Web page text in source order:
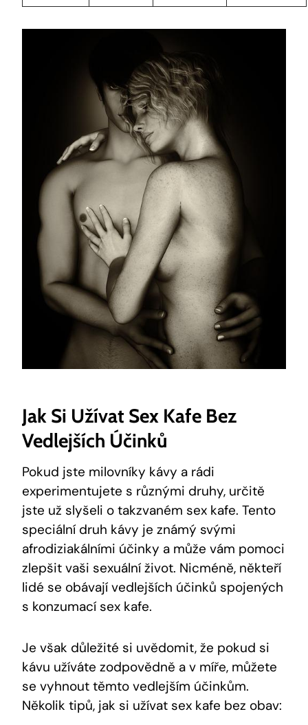
Jak Si Užívat Sex Kafe Bez
Vedlejších Účinků
Pokud jste milovníky kávy a rádi
experimentujete s různými druhy, určitě
jste už slyšeli o takzvaném sex kafe. Tento
speciální druh kávy je známý svými
afrodiziakálními účinky a může vám pomoci
zlepšit vaši sexuální život. Nicméně, někteří
lidé se obávají vedlejších účinků spojených
s konzumací sex kafe.
Je však důležité si uvědomit, že pokud si
kávu užíváte zodpovědně a v míře, můžete
se vyhnout těmto vedlejším účinkům.
Několik tipů, jak si užívat sex kafe bez obav: